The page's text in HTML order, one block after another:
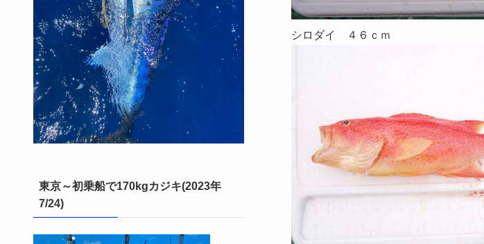
シロダイ ４６ｃｍ
東京～初乗船で170kgカジキ(2023年
7/24)